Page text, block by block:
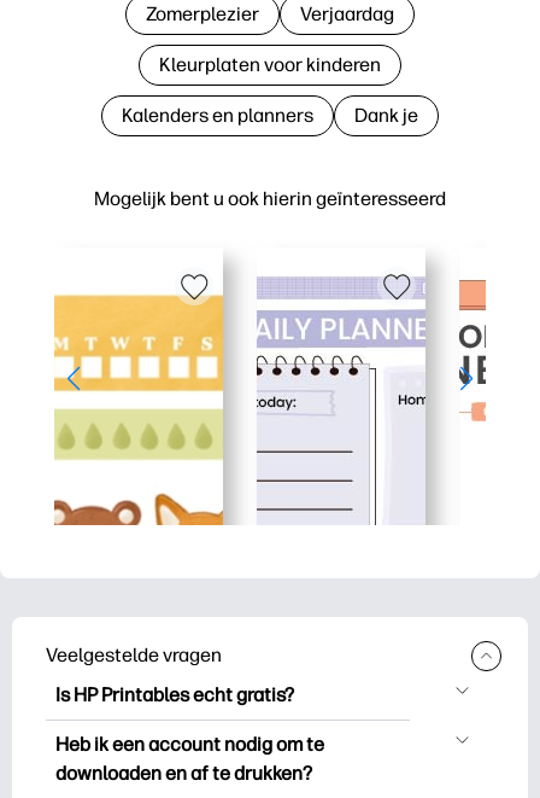
Mogelijk bent u ook hierin geïnteresseerd
Zomerplezier Verjaardag
Kleurplaten voor kinderen
Kalenders en planners Dank je
Veelgestelde vragen
Is HP Printables echt gratis?
HP Printables biedt meer dan 2.500
gratis printables om te downloaden en
Heb ik een account nodig om te
downloaden en af te drukken?